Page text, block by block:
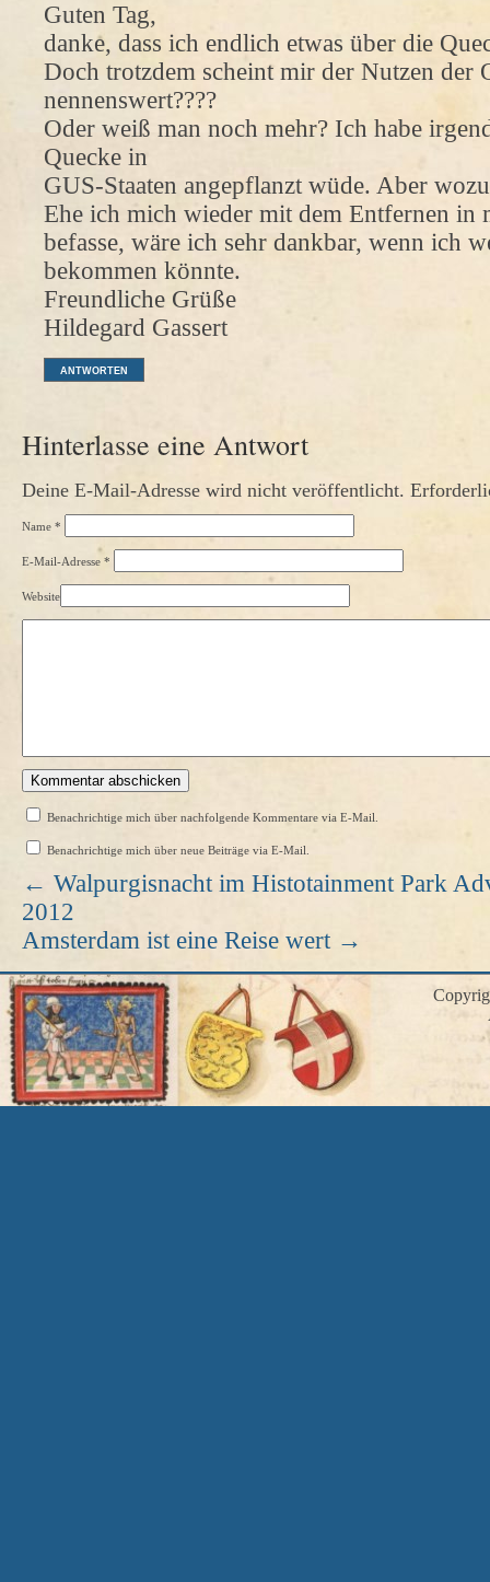
Guten Tag,
danke, dass ich endlich etwas über die
Doch trotzdem scheint mir der Nutzen der
nennenswert????
Oder weiß man noch mehr? Ich habe
Quecke in
GUS-Staaten angepflanzt wüde. Aber
Ehe ich mich wieder mit dem Entfernen in
befasse, wäre ich sehr dankbar, wenn ich
bekommen könnte.
Freundliche Grüße
Hildegard Gassert
ANTWORTEN
Hinterlasse eine Antwort
Deine E-Mail-Adresse wird nicht veröffentlicht.
Name *
E-Mail-Adresse *
Website
Benachrichtige mich über nachfolgende Kommentare via E-Mail.
Benachrichtige mich über neue Beiträge via E-Mail.
← Walpurgisnacht im Histotainment Park
2012
Amsterdam ist eine Reise wert →